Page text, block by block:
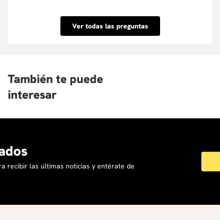
inmediata. Conoce las entidades con las que
tenemos convenio aquí.
Ver todas las preguntas
También te puede
interesar